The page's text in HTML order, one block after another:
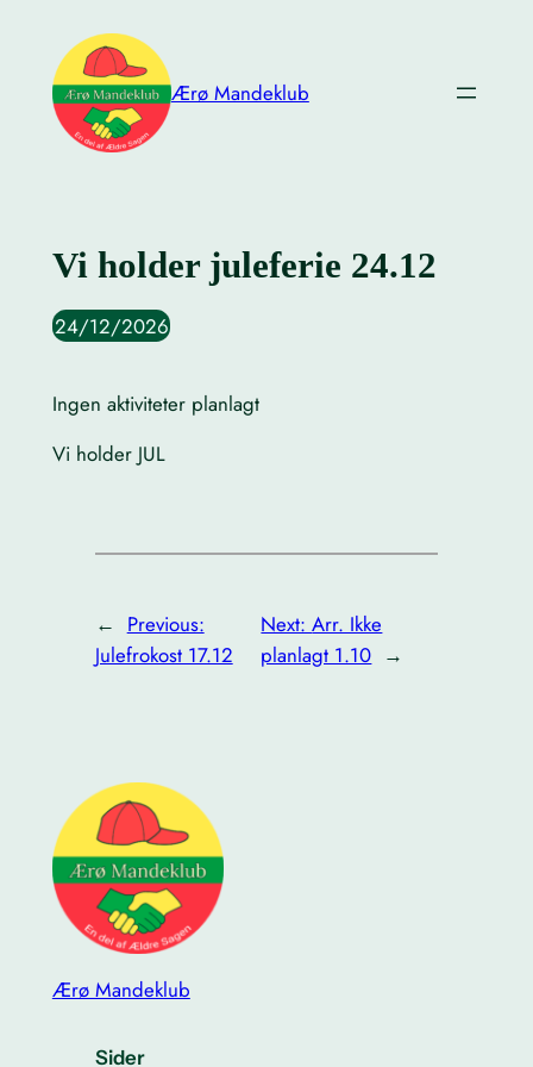
content
Ærø Mandeklub
Vi holder juleferie 24.12
24/12/2026
Ingen aktiviteter planlagt
Vi holder JUL
← Previous:
Julefrokost 17.12
Next:Arr. Ikke
planlagt 1.10 →
Ærø Mandeklub
Sider